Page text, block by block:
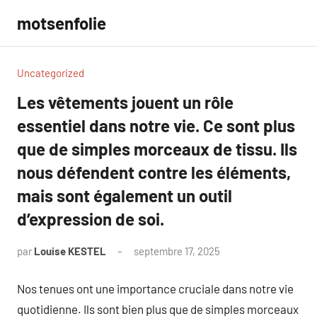
contenu
motsenfolie
Uncategorized
Les vêtements jouent un rôle
essentiel dans notre vie. Ce sont plus
que de simples morceaux de tissu. Ils
nous défendent contre les éléments,
mais sont également un outil
d’expression de soi.
par Louise KESTEL septembre 17, 2025
Nos tenues ont une importance cruciale dans notre vie
quotidienne. Ils sont bien plus que de simples morceaux